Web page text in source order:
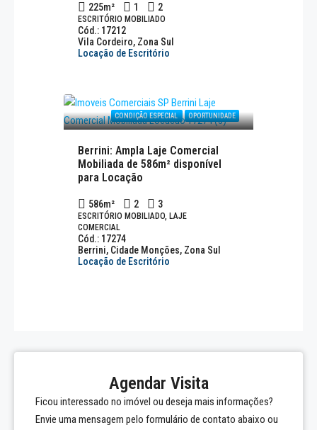
225m² 1 2
ESCRITÓRIO MOBILIADO
Cód.: 17212
Vila Cordeiro, Zona Sul
Locação de Escritório
CONDIÇÃO ESPECIAL OPORTUNIDADE
Berrini: Ampla Laje Comercial
Mobiliada de 586m² disponível
para Locação
586m² 2 3
ESCRITÓRIO MOBILIADO, LAJE
COMERCIAL
Cód.: 17274
Berrini, Cidade Monções, Zona Sul
Locação de Escritório
Agendar Visita
Ficou interessado no imóvel ou deseja mais informações?
Envie uma mensagem pelo formulário de contato abaixo ou